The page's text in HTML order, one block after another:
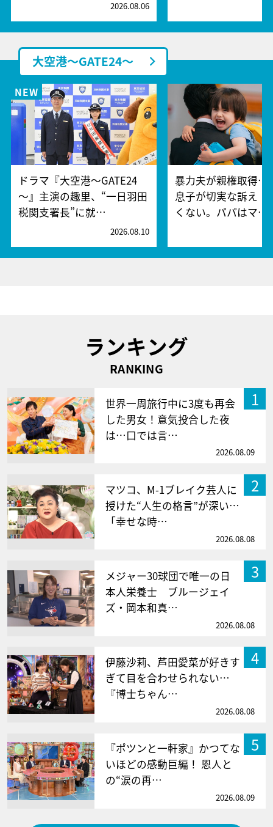
2026.08.06
大空港～GATE24～
ドラマ『大空港～GATE24
～』主演の趣里、“一日羽田
税関支署長”に就…
2026.08.10
暴力夫が親権取得…
息子が切実な訴え「
くない。パパはマ…
ランキング
RANKING
1
世界一周旅行中に3度も再会
した男女！意気投合した夜
は…口では言…
2026.08.09
2
マツコ、M-1ブレイク芸人に
授けた“人生の格言”が深い…
「幸せな時…
2026.08.08
3
メジャー30球団で唯一の日
本人栄養士 ブルージェイ
ズ・岡本和真…
2026.08.08
4
伊藤沙莉、芦田愛菜が好きす
ぎて目を合わせられない…
『博士ちゃん…
2026.08.08
5
『ポツンと一軒家』かつてな
いほどの感動巨編！ 恩人と
の“涙の再…
2026.08.09